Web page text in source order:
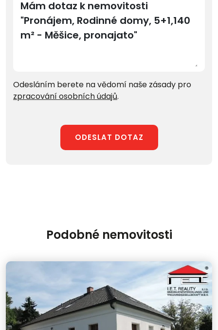
Odesláním berete na vědomí naše zásady pro
zpracování osobních údajů.
ODESLAT DOTAZ
Podobné nemovitosti